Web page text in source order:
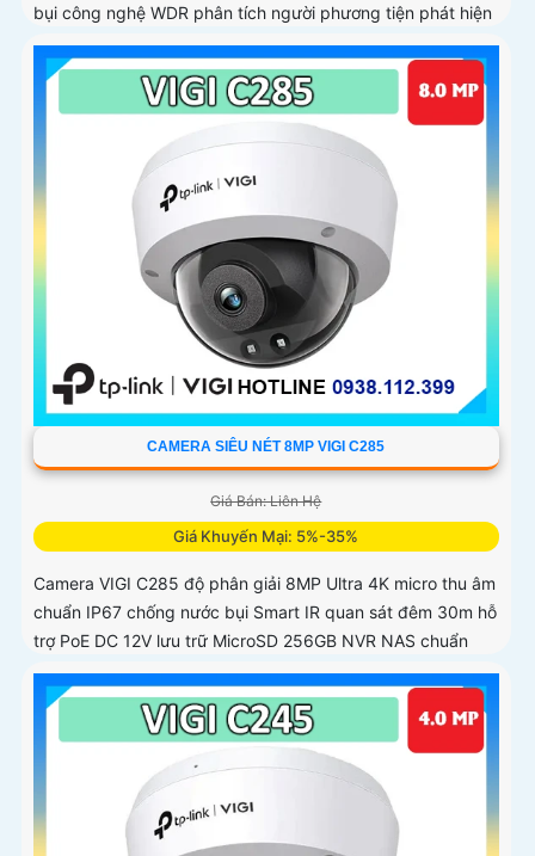
bụi công nghệ WDR phân tích người phương tiện phát hiện
xâm nhập vượt ranh giới phòng vệ chủ động chuẩn nén
H.265+ tiết kiệm băng thông lưu trữ MicroSD 512GB quản
lý qua VIGI App VIGI Manager giám sát sắc nét hiệu quả
CAMERA SIÊU NÉT 8MP VIGI C285
Giá Bán: Liên Hệ
Giá Khuyến Mại: 5%-35%
Camera VIGI C285 độ phân giải 8MP Ultra 4K micro thu âm
chuẩn IP67 chống nước bụi Smart IR quan sát đêm 30m hỗ
trợ PoE DC 12V lưu trữ MicroSD 256GB NVR NAS chuẩn
nén H.265+ tiết kiệm băng thông nhận diện người phương
tiện xâm nhập hành vi bất thường quản lý qua VIGI App
VIGI Manager trình duyệt web giám sát sắc nét